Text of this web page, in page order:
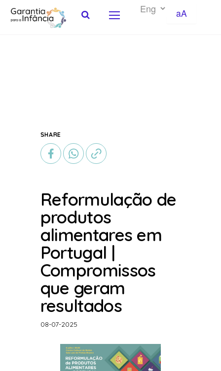
aA
SHARE
Reformulação de
produtos
alimentares em
Portugal |
Compromissos
que geram
resultados
08-07-2025